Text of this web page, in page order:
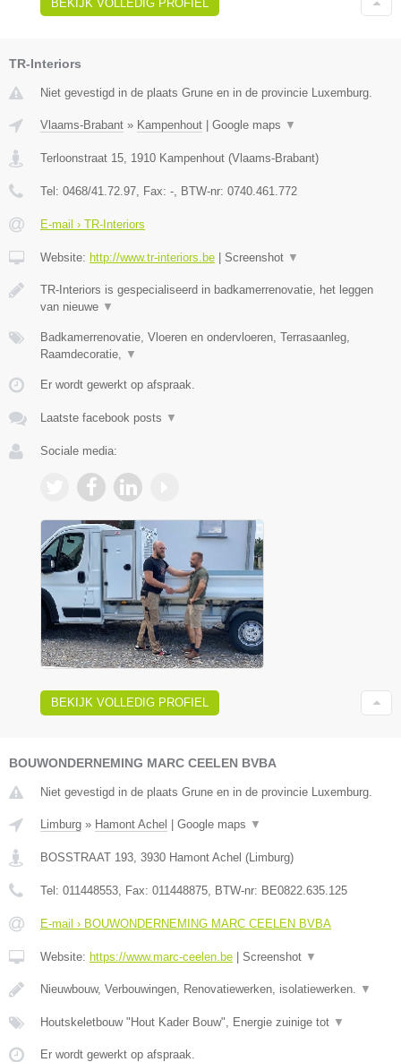
BEKIJK VOLLEDIG PROFIEL
TR-Interiors
Niet gevestigd in de plaats Grune en in de provincie Luxemburg.
Vlaams-Brabant » Kampenhout Google maps ▼
Terloonstraat 15, 1910 Kampenhout (Vlaams-Brabant)
Tel: 0468/41.72.97, Fax: -, BTW-nr: 0740.461.772
E-mail › TR-Interiors
Website: http://www.tr-interiors.be Screenshot ▼
TR-Interiors is gespecialiseerd in badkamerrenovatie, het leggen
van nieuwe ▼
Badkamerrenovatie, Vloeren en ondervloeren, Terrasaanleg,
Raamdecoratie, ▼
Er wordt gewerkt op afspraak.
Laatste facebook posts ▼
Sociale media:
BEKIJK VOLLEDIG PROFIEL
BOUWONDERNEMING MARC CEELEN BVBA
Niet gevestigd in de plaats Grune en in de provincie Luxemburg.
Limburg » Hamont Achel | Google maps ▼
BOSSTRAAT 193 3930 Hamont Achel (Limburg)
Tel: 011448553 , Fax: 011448875 , BTW-nr: BE0822.635.125
E-mail › BOUWONDERNEMING MARC CEELEN BVBA
Website: https://www.marc-ceelen.be | Screenshot ▼
Nieuwbouw, Verbouwingen, Renovatiewerken, isolatiewerken. ▼
Houtskeletbouw "Hout Kader Bouw", Energie zuinige tot ▼
Er wordt gewerkt op afspraak.